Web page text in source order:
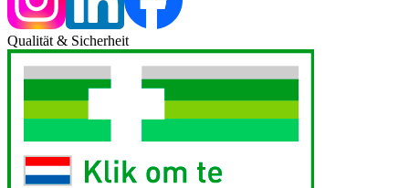
Qualität & Sicherheit